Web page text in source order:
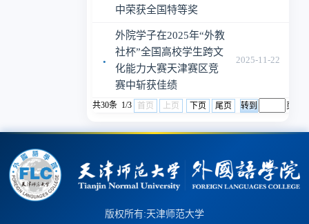
中荣获全国特等奖
·
外院学子在2025年“外教
社杯”全国高校学生跨文
化能力大赛天津赛区竞
赛中斩获佳绩
2025-11-22
共30条 1/3 首页 上页 下页 尾页 页
版权所有:天津师范大学